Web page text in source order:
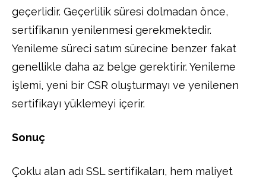
geçerlidir. Geçerlilik süresi dolmadan önce,
sertifikanın yenilenmesi gerekmektedir.
Yenileme süreci satım sürecine benzer fakat
genellikle daha az belge gerektirir. Yenileme
işlemi, yeni bir CSR oluşturmayı ve yenilenen
sertifikayı yüklemeyi içerir.
Sonuç
Çoklu alan adı SSL sertifikaları, hem maliyet